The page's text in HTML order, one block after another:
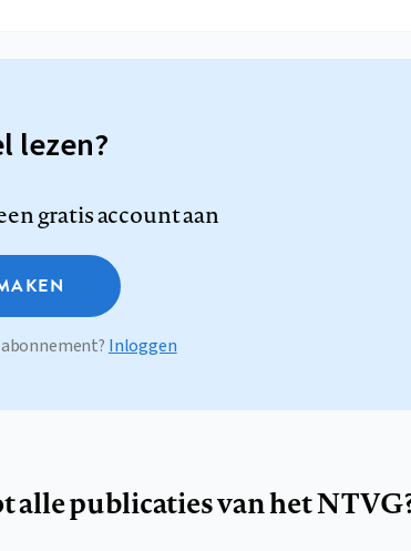
lezen?
gratis account aan
Inloggen
alle publicaties van het